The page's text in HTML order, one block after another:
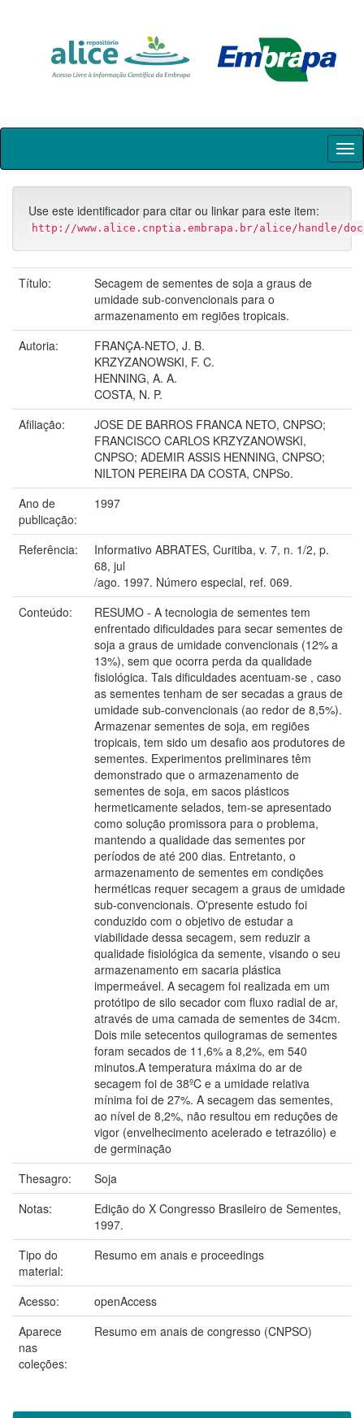
Skip
Use este identificador para citar ou linkar para este item:
http://www.alice.cnptia.embrapa.br/alice/handle/
Título:
Secagem de sementes de soja a graus de
umidade sub-convencionais para o
armazenamento em regiões tropicais.
Autoria:
FRANÇA-NETO, J. B.
KRZYZANOWSKI, F. C.
HENNING, A. A.
COSTA, N. P.
Afiliação:
JOSE DE BARROS FRANCA NETO, CNPSO;
FRANCISCO CARLOS KRZYZANOWSKI,
CNPSO; ADEMIR ASSIS HENNING, CNPSO;
NILTON PEREIRA DA COSTA, CNPSo.
Ano de
publicação:
1997
Referência:
Informativo ABRATES, Curitiba, v. 7, n. 1/2, p.
68, jul
/ago. 1997. Número especial, ref. 069.
Conteúdo:
RESUMO - A tecnologia de sementes tem
enfrentado dificuldades para secar sementes de
soja a graus de umidade convencionais (12% a
13%), sem que ocorra perda da qualidade
fisiológica. Tais dificuldades acentuam-se , caso
as sementes tenham de ser secadas a graus de
umidade sub-convencionais (ao redor de 8,5%).
Armazenar sementes de soja, em regiões
tropicais, tem sido um desafio aos produtores de
sementes. Experimentos preliminares têm
demonstrado que o armazenamento de
sementes de soja, em sacos plásticos
hermeticamente selados, tem-se apresentado
como solução promissora para o problema,
mantendo a qualidade das sementes por
períodos de até 200 dias. Entretanto, o
armazenamento de sementes em condições
herméticas requer secagem a graus de umidade
sub-convencionais. O'presente estudo foi
conduzido com o objetivo de estudar a
viabilidade dessa secagem, sem reduzir a
qualidade fisiológica da semente, visando o seu
armazenamento em sacaria plástica
impermeável. A secagem foi realizada em um
protótipo de silo secador com fluxo radial de ar,
através de uma camada de sementes de 34cm.
Dois mile setecentos quilogramas de sementes
foram secados de 11,6% a 8,2%, em 540
minutos.A temperatura máxima do ar de
secagem foi de 38ºC e a umidade relativa
mínima foi de 27%. A secagem das sementes,
ao nível de 8,2%, não resultou em reduções de
vigor (envelhecimento acelerado e tetrazólio) e
de germinação
Thesagro:
Soja
Notas:
Edição do X Congresso Brasileiro de Sementes,
1997.
Tipo do
material:
Resumo em anais e proceedings
Acesso:
openAccess
Aparece
nas
coleções:
Resumo em anais de congresso (CNPSO)